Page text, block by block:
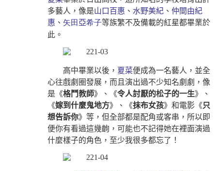
多藝人，像是山口百惠 、 水野美紀 、 仲間由紀
惠 、 矢田 亞希子等族繁不及備載的紅星都畢業於
此。
高中畢業以後， 夏菜便成為一名藝人，並全
心往戲劇圈發展，而且演出過不少知名劇劇，像
是《格鬥教師》、《令人討厭的松子的一生》、
《嫁到什麼鬼地方》、《抹布女孩》和電影《只
想告訴你》等，但全部都是配角或客串，所以即
便你有看過這幾齣，可能也不記得她在裡面演過
什麼樣子的角色，至少我很多都忘了！